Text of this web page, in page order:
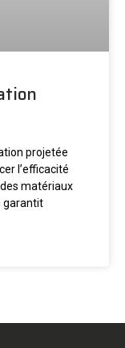
projetée
l’efficacité
matériaux
garantit